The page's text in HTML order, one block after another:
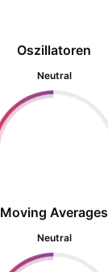
Oszillatoren
Neutral
Moving Averages
Neutral